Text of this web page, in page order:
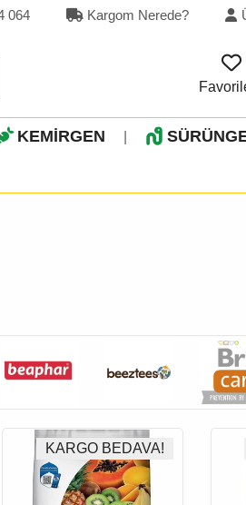
064 Kargom Nerede?
KEMİRGEN
KARGO BEDAVA!